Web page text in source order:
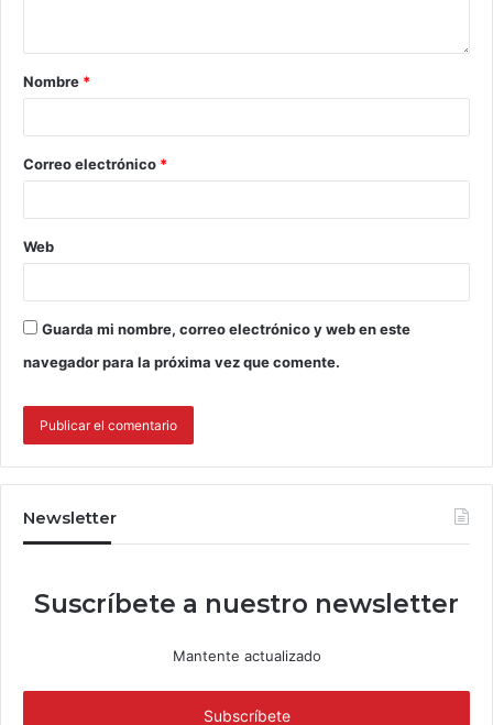
Nombre *
Correo electrónico *
Web
Guarda mi nombre, correo electrónico y web en este
navegador para la próxima vez que comente.
Newsletter
Suscríbete a nuestro newsletter
Mantente actualizado